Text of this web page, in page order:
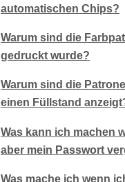
automatischen Chips?
Warum sind die
gedruckt wurde?
Warum sind die
einen Füllstand
Was kann ich machen
aber mein Passwort
Was mache ich wenn